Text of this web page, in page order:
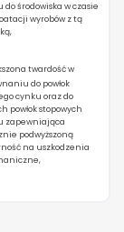
do środowiska w czasie
wyrobów z tą
twardość w
do powłok
cynku oraz do
powłok stopowych
zapewniająca
podwyższoną
na uszkodzenia